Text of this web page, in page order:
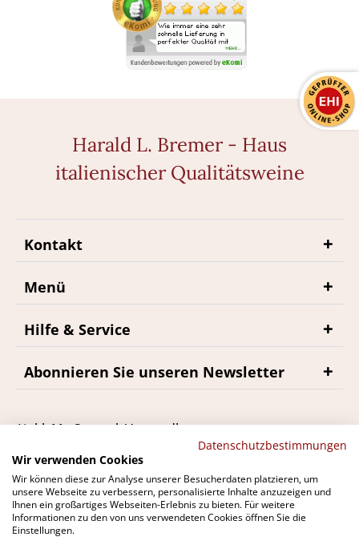
Harald L. Bremer - Haus
italienischer Qualitätsweine
Kontakt
Menü
Hilfe & Service
Abonnieren Sie unseren Newsletter
*inkl. MwSt., zzgl. Versandkosten
Du findest bremerwein.de auch bei
Datenschutzbestimmungen
Wir verwenden Cookies
Wir können diese zur Analyse unserer Besucherdaten platzieren, um
unsere Webseite zu verbessern, personalisierte Inhalte anzuzeigen und
Ihnen ein großartiges Webseiten-Erlebnis zu bieten. Für weitere
Informationen zu den von uns verwendeten Cookies öffnen Sie die
Einstellungen.